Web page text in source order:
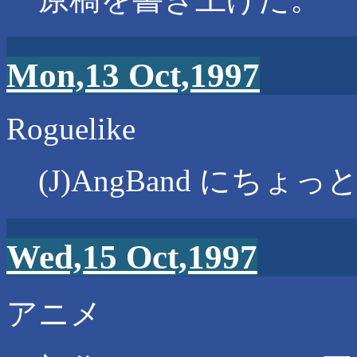
Mon,13 Oct,1997
Roguelike
(J)AngBand にちょっ
Wed,15 Oct,1997
アニメ